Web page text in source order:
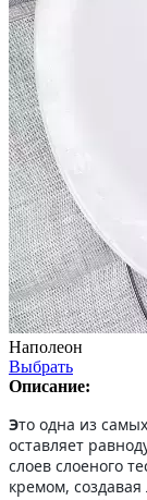
Наполеон
Выбрать
Описание:
Это одна из
оставляет
слоев слоеного
кремом,